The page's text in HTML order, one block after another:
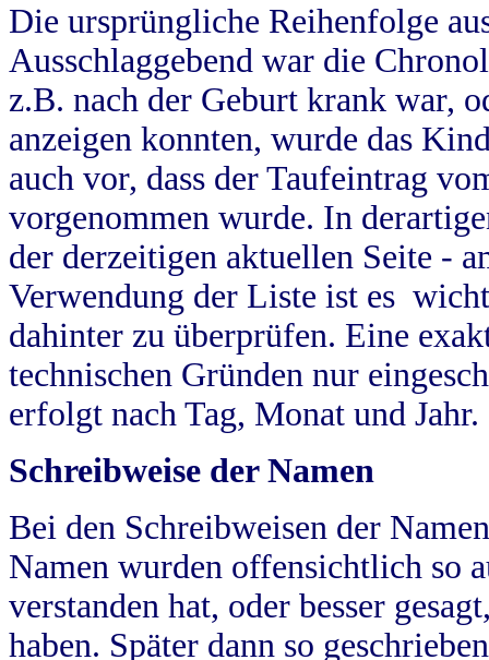
Die ursprüngliche Reihenfolge
Ausschlaggebend war die
z.B. nach der Geburt krank war,
anzeigen konnten, wurde das
auch vor, dass der Taufeintrag
vorgenommen wurde. In
der derzeitigen aktuellen Seite -
Verwendung der Liste ist es
dahinter zu überprüfen. Eine
technischen Gründen nur
erfolgt nach Tag, Monat und Jahr.
Schreibweise der Namen
Bei den Schreibweisen der
Namen wurden offensichtlich so
verstanden hat, oder besser
haben. Später dann so